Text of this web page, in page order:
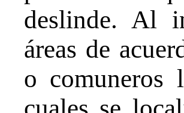
deslinde. Al
áreas de
o